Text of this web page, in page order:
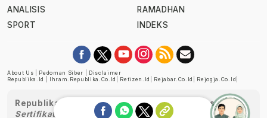
ANALISIS
SPORT
RAMADHAN
INDEKS
About Us Pedoman Siber
Disclaimer
Republika.id
Ihram.republika.co.id Retizen.id Rejabar.co.id Rejogja.co.id
Republika telah diverifikasi oleh Dewan Pers
Sertifikat Nomor 1058/DP-Verifikasi/K/XII/2022